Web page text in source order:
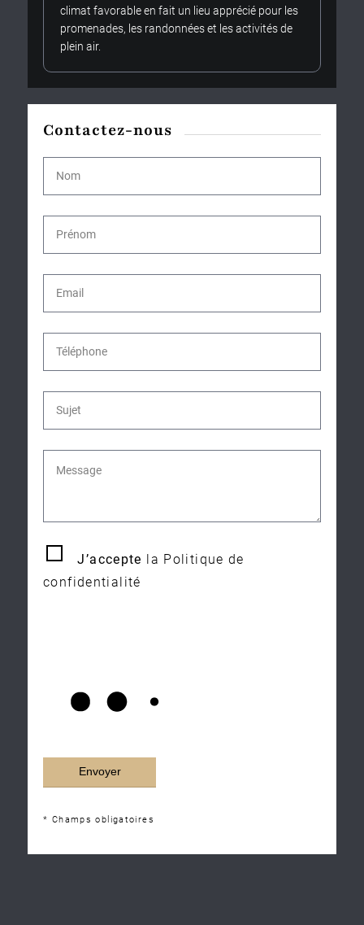
climat favorable en fait un lieu apprécié pour les
promenades, les randonnées et les activités de
plein air.
Contactez-nous
J’accepte la Politique de
confidentialité
* Champs obligatoires